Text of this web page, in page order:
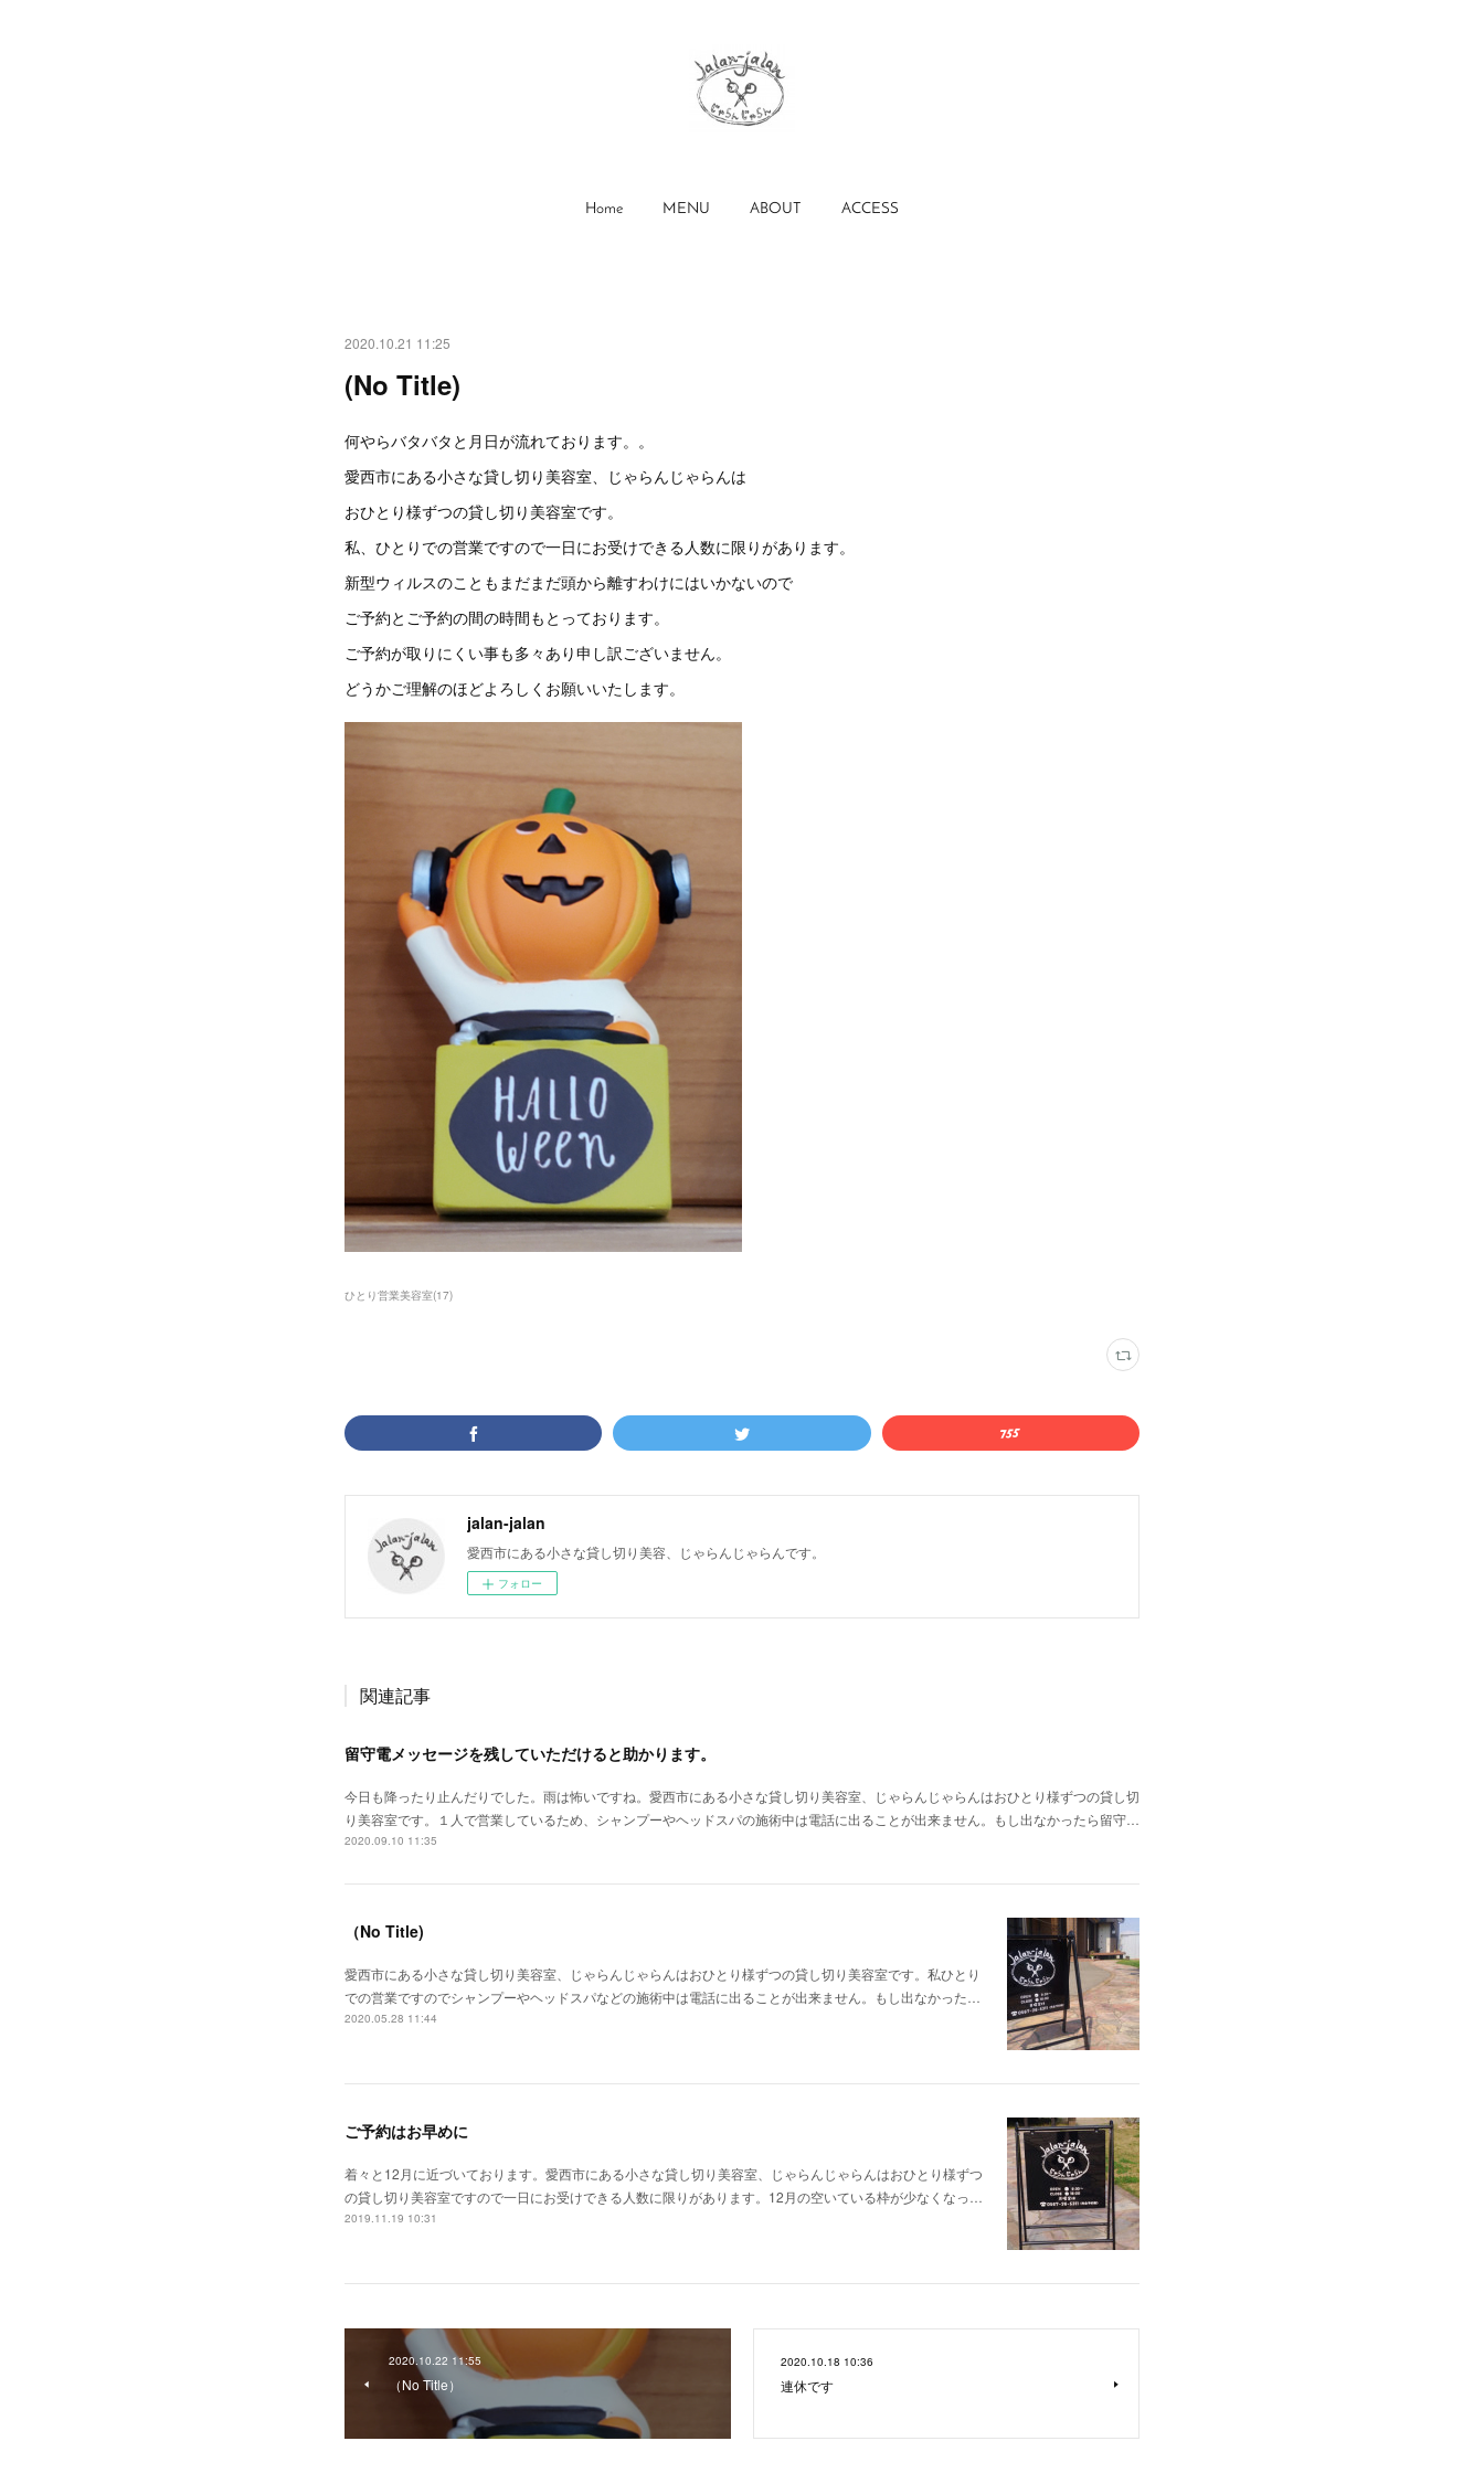
Home MENU ABOUT ACCESS
2020.10.21 11:25
(No Title)
何やらバタバタと月日が流れております。。
愛西市にある小さな貸し切り美容室、じゃらんじゃらんは
おひとり様ずつの貸し切り美容室です。
私、ひとりでの営業ですので一日にお受けできる人数に限りがあります。
新型ウィルスのこともまだまだ頭から離すわけにはいかないので
ご予約とご予約の間の時間もとっております。
ご予約が取りにくい事も多々あり申し訳ございません。
どうかご理解のほどよろしくお願いいたします。
ひとり営業美容室(17)
jalan-jalan
愛西市にある小さな貸し切り美容、じゃらんじゃらんです。
フォロー
関連記事
留守電メッセージを残していただけると助かります。
今日も降ったり止んだりでした。雨は怖いですね。愛西市にある小さな貸し切り美容室、じゃらんじゃらんはおひとり様ずつの貸し切
り美容室です。１人で営業しているため、シャンプーやヘッドスパの施術中は電話に出ることが出来ません。もし出なかったら留守…
2020.09.10 11:35
（No Title)
愛西市にある小さな貸し切り美容室、じゃらんじゃらんはおひとり様ずつの貸し切り美容室です。私ひとり
での営業ですのでシャンプーやヘッドスパなどの施術中は電話に出ることが出来ません。もし出なかった…
2020.05.28 11:44
ご予約はお早めに
着々と12月に近づいております。愛西市にある小さな貸し切り美容室、じゃらんじゃらんはおひとり様ずつ
の貸し切り美容室ですので一日にお受けできる人数に限りがあります。12月の空いている枠が少なくなっ…
2019.11.19 10:31
2020.10.22 11:55
（No Title）
2020.10.18 10:36
連休です